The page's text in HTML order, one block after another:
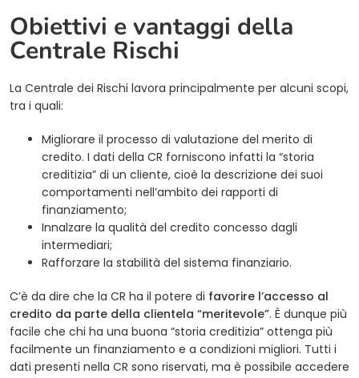
Obiettivi e vantaggi della
Centrale Rischi
La Centrale dei Rischi lavora principalmente per alcuni scopi,
tra i quali:
Migliorare il processo di valutazione del merito di
credito. I dati della CR forniscono infatti la “storia
creditizia” di un cliente, cioè la descrizione dei suoi
comportamenti nell’ambito dei rapporti di
finanziamento;
Innalzare la qualità del credito concesso dagli
intermediari;
Rafforzare la stabilità del sistema finanziario.
C’è da dire che la CR ha il potere di favorire l’accesso al
credito da parte della clientela “meritevole”. È dunque più
facile che chi ha una buona “storia creditizia” ottenga più
facilmente un finanziamento e a condizioni migliori. Tutti i
dati presenti nella CR sono riservati, ma è possibile accedere